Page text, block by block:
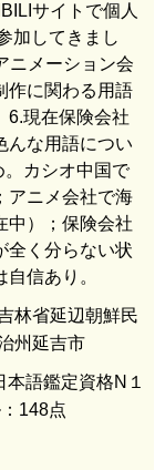
サイトで個人
加してきまし
ニメーション会
作に関わる用語
6.現在保険会社
んな用語につい
カシオ中国で
アニメ会社で海
中）；保険会社
全く分らない状
信あり。
林省延辺朝鮮民
州延吉市
本語鑑定資格N１
148点